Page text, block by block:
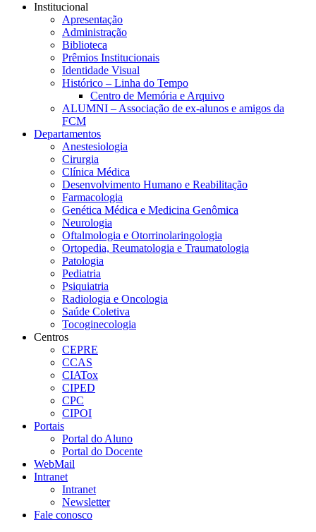
Institucional
Apresentação
Administração
Biblioteca
Prêmios Institucionais
Identidade Visual
Histórico – Linha do Tempo
Centro de Memória e Arquivo
ALUMNI – Associação de ex-alunos e amigos da
FCM
Departamentos
Anestesiologia
Cirurgia
Clínica Médica
Desenvolvimento Humano e Reabilitação
Farmacologia
Genética Médica e Medicina Genômica
Neurologia
Oftalmologia e Otorrinolaringologia
Ortopedia, Reumatologia e Traumatologia
Patologia
Pediatria
Psiquiatria
Radiologia e Oncologia
Saúde Coletiva
Tocoginecologia
Centros
CEPRE
CCAS
CIATox
CIPED
CPC
CIPOI
Portais
Portal do Aluno
Portal do Docente
WebMail
Intranet
Intranet
Newsletter
Fale conosco